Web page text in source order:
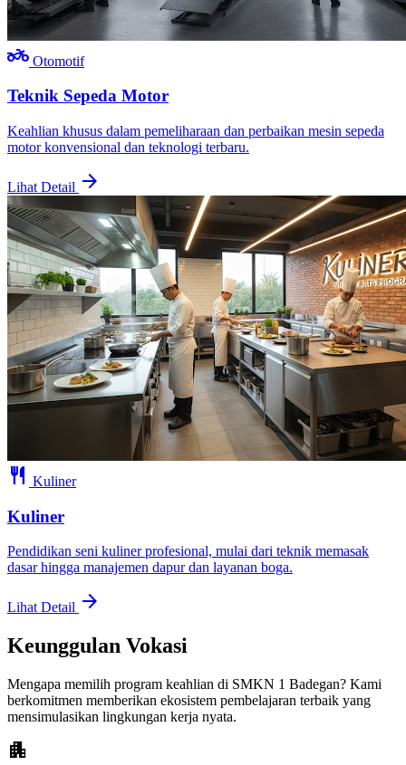
two_wheeler Otomotif
Teknik Sepeda Motor
Keahlian khusus dalam pemeliharaan dan perbaikan mesin sepeda
motor konvensional dan teknologi terbaru.
Lihat Detail arrow_forward
restaurant Kuliner
Kuliner
Pendidikan seni kuliner profesional, mulai dari teknik memasak
dasar hingga manajemen dapur dan layanan boga.
Lihat Detail arrow_forward
Keunggulan Vokasi
Mengapa memilih program keahlian di SMKN 1 Badegan? Kami
berkomitmen memberikan ekosistem pembelajaran terbaik yang
mensimulasikan lingkungan kerja nyata.
apartment